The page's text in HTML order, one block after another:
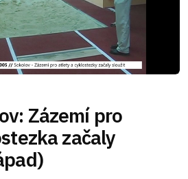
Zázemí pro
začaly